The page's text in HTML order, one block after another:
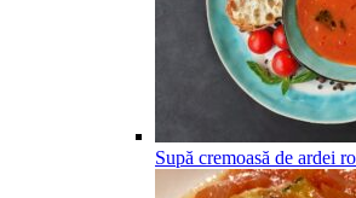
Supă cremoasă de ardei